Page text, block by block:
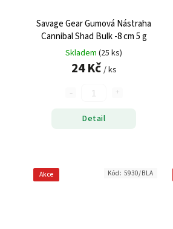
Savage Gear Gumová Nástraha
Cannibal Shad Bulk -8 cm 5 g
Skladem (25 ks)
24 Kč / ks
Detail
Akce Kód: 5930/BLA